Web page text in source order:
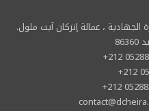
ر.ب 86360 الدشيرة الجهادية ، عمالة إنزكان آيت ملول.